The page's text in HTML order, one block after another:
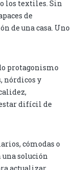
los textiles. Sin
de
de una casa. Uno
protagonismo
nórdicos y
difícil de
cómodas o
una solución